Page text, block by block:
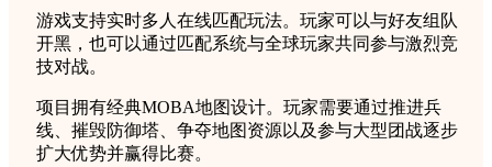
游戏支持实时多人在线匹配玩法。玩家可以与好友组队
开黑，也可以通过匹配系统与全球玩家共同参与激烈竞
技对战。
项目拥有经典MOBA地图设计。玩家需要通过推进兵
线、摧毁防御塔、争夺地图资源以及参与大型团战逐步
扩大优势并赢得比赛。